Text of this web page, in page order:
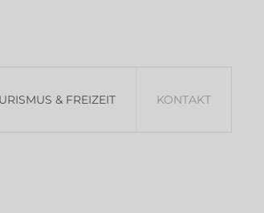
KONTAKT